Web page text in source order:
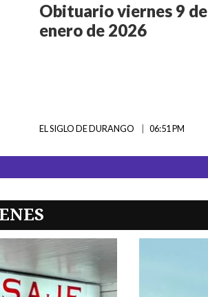
Obituario viernes 9 de
enero de 2026
EL SIGLO DE DURANGO 06:51 PM